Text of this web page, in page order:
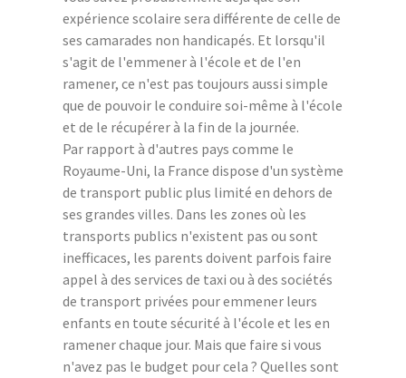
expérience scolaire sera différente de celle de
ses camarades non handicapés. Et lorsqu'il
s'agit de l'emmener à l'école et de l'en
ramener, ce n'est pas toujours aussi simple
que de pouvoir le conduire soi-même à l'école
et de le récupérer à la fin de la journée.
Par rapport à d'autres pays comme le
Royaume-Uni, la France dispose d'un système
de transport public plus limité en dehors de
ses grandes villes. Dans les zones où les
transports publics n'existent pas ou sont
inefficaces, les parents doivent parfois faire
appel à des services de taxi ou à des sociétés
de transport privées pour emmener leurs
enfants en toute sécurité à l'école et les en
ramener chaque jour. Mais que faire si vous
n'avez pas le budget pour cela ? Quelles sont